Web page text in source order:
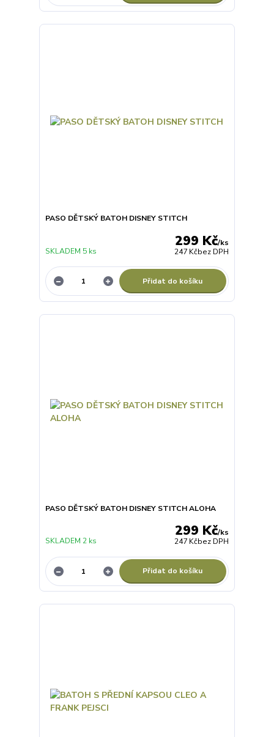
PASO DĚTSKÝ BATOH DISNEY STITCH
299 Kč/ks
247 Kčbez DPH
SKLADEM 5 ks
Přidat do košíku
PASO DĚTSKÝ BATOH DISNEY STITCH ALOHA
299 Kč/ks
247 Kčbez DPH
SKLADEM 2 ks
Přidat do košíku